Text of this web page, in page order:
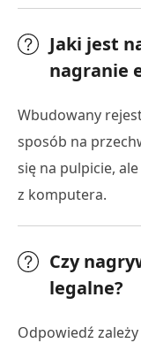
Jaki jest
nagranie
Wbudowany
sposób na
się na pulpicie,
z komputera.
Czy
legalne?
Odpowiedź